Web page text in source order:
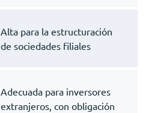
Alta para la estructuración
de sociedades filiales
Adecuada para inversores
extranjeros, con obligación